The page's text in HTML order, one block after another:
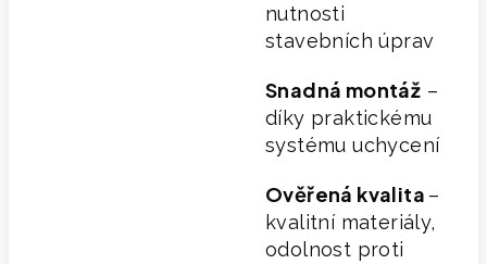
nutnosti
stavebních úprav
Snadná montáž –
díky praktickému
systému uchycení
Ověřená kvalita –
kvalitní materiály,
odolnost proti